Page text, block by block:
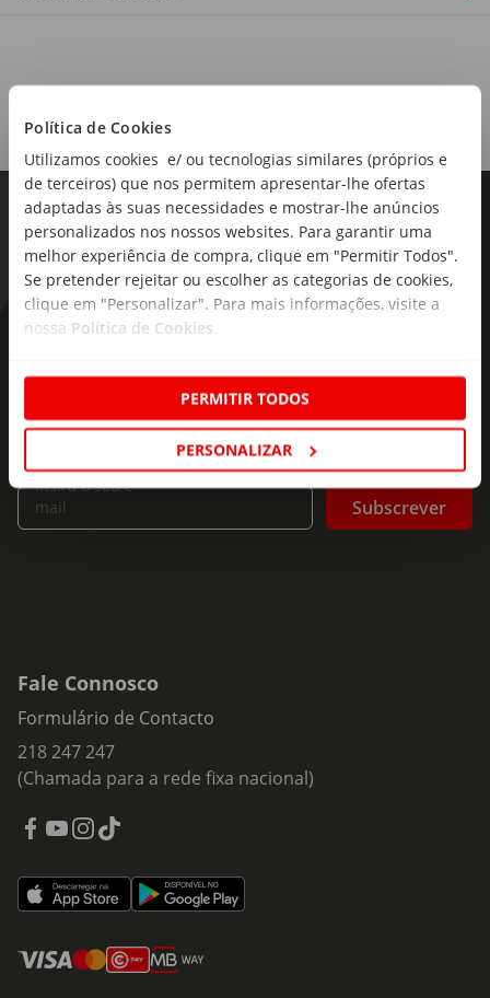
Política de Cookies
Utilizamos cookies e/ ou tecnologias similares (próprios e
de terceiros) que nos permitem apresentar-lhe ofertas
adaptadas às suas necessidades e mostrar-lhe anúncios
personalizados nos nossos websites. Para garantir uma
melhor experiência de compra, clique em "Permitir Todos".
Se pretender rejeitar ou escolher as categorias de cookies,
clique em "Personalizar". Para mais informações, visite a
nossa Política de Cookies.
PERMITIR TODOS
PERSONALIZAR
Material:
Glimmers
Coleção:
Glimmers
As novidades mais frescas no
seu e-mail!
Subscreva e descubra campanhas exclusivas,
ofertas e novidades para si.
Insira o seu e-
mail
Subscrever
Fale Connosco
Formulário de Contacto
218 247 247
(Chamada para a rede fixa nacional)